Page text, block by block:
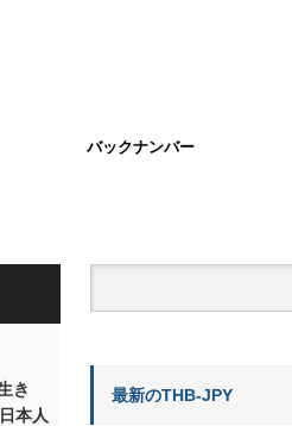
バックナンバー
き
本人
最新のTHB-JPY